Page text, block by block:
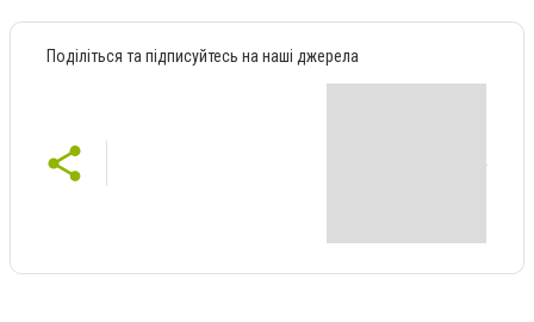
Поділіться та підписуйтесь на наші джерела